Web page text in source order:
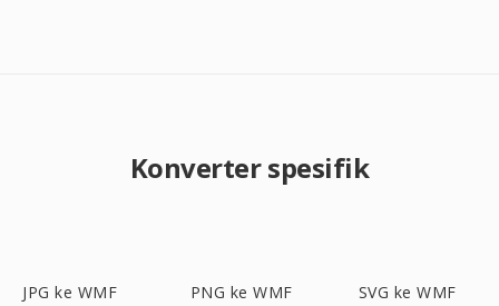
Konverter spesifik
JPG ke WMF PNG ke WMF SVG ke WMF